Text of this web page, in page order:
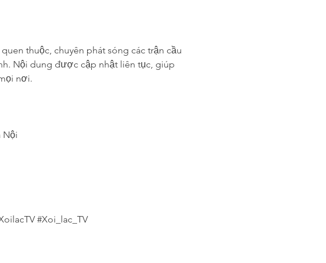
thuộc, chuyên phát sóng các trận cầu
Nội dung được cập nhật liên tục, giúp
nơi.
Nội
#Xoi_lac_TV